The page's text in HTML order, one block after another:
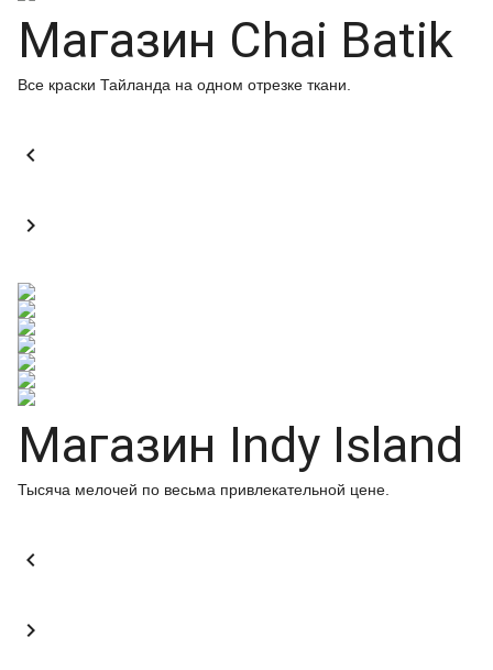
Магазин Chai Batik
Все краски Тайланда на одном отрезке ткани.


Магазин Indy Island
Тысяча мелочей по весьма привлекательной цене.

